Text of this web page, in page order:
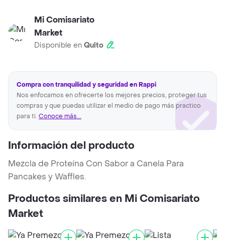
Mi Comisariato
Market
Disponible en Quito
Compra con tranquilidad y seguridad en Rappi
Nos enfocamos en ofrecerte los mejores precios, proteger tus
compras y que puedas utilizar el medio de pago más practico
para ti. Conoce más...
Información del producto
Mezcla de Proteína Con Sabor a Canela Para
Pancakes y Waffles.
Productos similares en Mi Comisariato
Market